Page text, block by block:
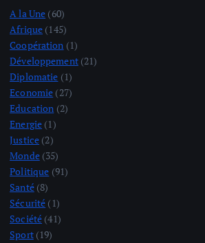
A la Une (60)
Afrique (145)
Coopération (1)
Développement(21)
Diplomatie (1)
Economie (27)
Education (2)
Energie (1)
Justice (2)
Monde(35)
Politique (91)
Santé(8)
Sécurité (1)
Société (41)
Sport(19)